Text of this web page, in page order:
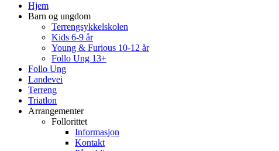
Hjem
Barn og ungdom
Terrengsykkelskolen
Kids 6-9 år
Young & Furious 10-12 år
Follo Ung 13+
Follo Ung
Landevei
Terreng
Triatlon
Arrangementer
Follorittet
Informasjon
Kontakt